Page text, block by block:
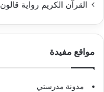
القرآن الكريم رواية قالون
مواقع مفيدة
مدونة مدرستي